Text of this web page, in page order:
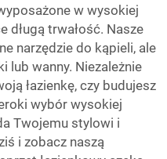
w wysokiej
długą trwałość. Nasze
narzędzie do kąpieli, ale
lub wanny. Niezależnie
łazienkę, czy budujesz
wybór wysokiej
Twojemu stylowi i
i zobacz naszą